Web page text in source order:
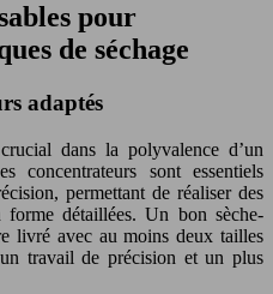
pour
de séchage
adaptés
dans la polyvalence d’un
concentrateurs sont essentiels
permettant de réaliser des
forme détaillées. Un bon sèche-
livré avec au moins deux tailles
travail de précision et un plus